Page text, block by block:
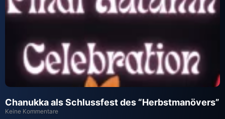
Chanukka als Schlussfest des “Herbstmanövers”
Keine Kommentare